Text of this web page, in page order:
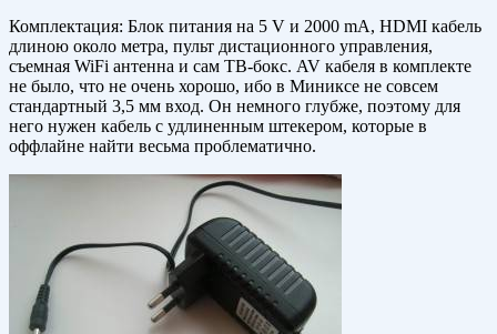
Комплектация: Блок питания на 5 V и 2000 mA, HDMI кабель
длиною около метра, пульт дистационного управления,
съемная WiFi антенна и сам ТВ-бокс. AV кабеля в комплекте
не было, что не очень хорошо, ибо в Миниксе не совсем
стандартный 3,5 мм вход. Он немного глубже, поэтому для
него нужен кабель с удлиненным штекером, которые в
оффлайне найти весьма проблематично.